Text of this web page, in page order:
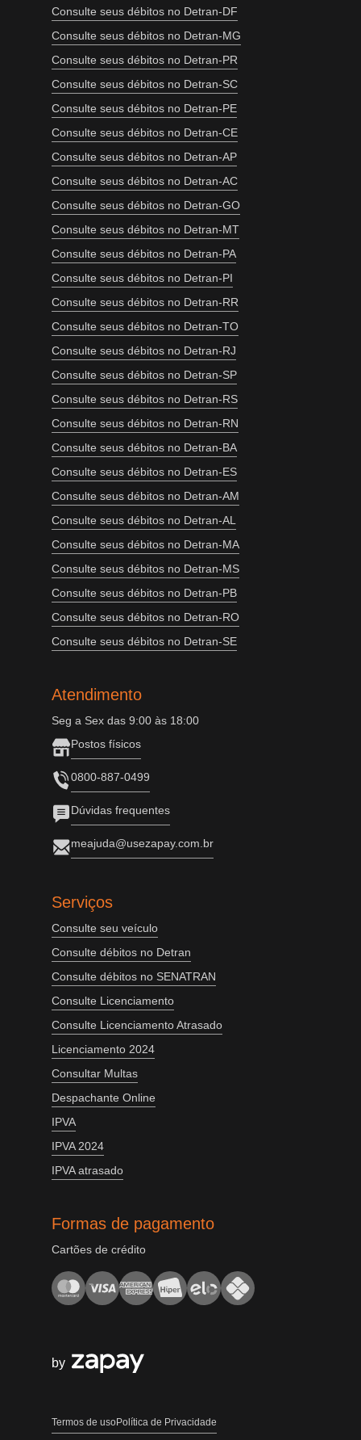
Consulte seus débitos no Detran-DF
Consulte seus débitos no Detran-MG
Consulte seus débitos no Detran-PR
Consulte seus débitos no Detran-SC
Consulte seus débitos no Detran-PE
Consulte seus débitos no Detran-CE
Consulte seus débitos no Detran-AP
Consulte seus débitos no Detran-AC
Consulte seus débitos no Detran-GO
Consulte seus débitos no Detran-MT
Consulte seus débitos no Detran-PA
Consulte seus débitos no Detran-PI
Consulte seus débitos no Detran-RR
Consulte seus débitos no Detran-TO
Consulte seus débitos no Detran-RJ
Consulte seus débitos no Detran-SP
Consulte seus débitos no Detran-RS
Consulte seus débitos no Detran-RN
Consulte seus débitos no Detran-BA
Consulte seus débitos no Detran-ES
Consulte seus débitos no Detran-AM
Consulte seus débitos no Detran-AL
Consulte seus débitos no Detran-MA
Consulte seus débitos no Detran-MS
Consulte seus débitos no Detran-PB
Consulte seus débitos no Detran-RO
Consulte seus débitos no Detran-SE
Atendimento
Seg a Sex das 9:00 às 18:00
Postos físicos
0800-887-0499
Dúvidas frequentes
meajuda@usezapay.com.br
Serviços
Consulte seu veículo
Consulte débitos no Detran
Consulte débitos no SENATRAN
Consulte Licenciamento
Consulte Licenciamento Atrasado
Licenciamento 2024
Consultar Multas
Despachante Online
IPVA
IPVA 2024
IPVA atrasado
Formas de pagamento
Cartões de crédito
by
Termos de usoPolítica de Privacidade